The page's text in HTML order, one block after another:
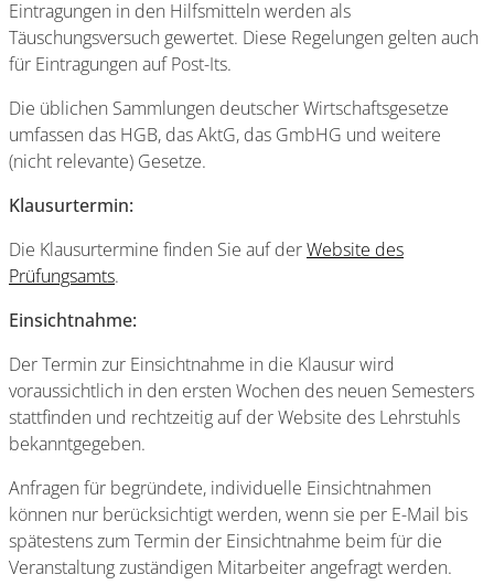
Eintragungen in den Hilfsmitteln werden als
Täuschungsversuch gewertet. Diese Regelungen gelten auch
für Eintragungen auf Post-Its.
Die üblichen Sammlungen deutscher Wirtschaftsgesetze
umfassen das HGB, das AktG, das GmbHG und weitere
(nicht relevante) Gesetze.
Klausurtermin:
Die Klausurtermine finden Sie auf derWebsite des
Prüfungsamts.
Einsichtnahme:
Der Termin zur Einsichtnahme in die Klausur wird
voraussichtlich in den ersten Wochen des neuen Semesters
stattfinden und rechtzeitig auf der Website des Lehrstuhls
bekanntgegeben.
Anfragen für begründete, individuelle Einsichtnahmen
können nur berücksichtigt werden, wenn sie per E-Mail bis
spätestens zum Termin der Einsichtnahme beim für die
Veranstaltung zuständigen Mitarbeiter angefragt werden.